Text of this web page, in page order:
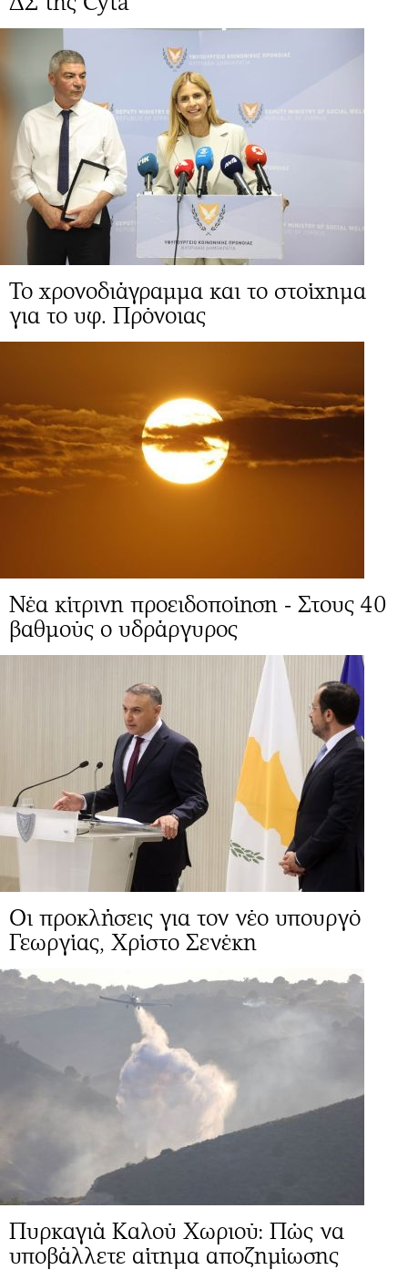
Το χρονοδιάγραμμα και το στοίχημα
για το υφ. Πρόνοιας
Νέα κίτρινη προειδοποίηση - Στους 40
βαθμούς ο υδράργυρος
Οι προκλήσεις για τον νέο υπουργό
Γεωργίας, Χρίστο Σενέκη
Πυρκαγιά Καλού Χωριού: Πώς να
υποβάλλετε αίτημα αποζημίωσης